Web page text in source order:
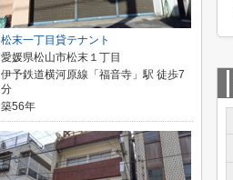
松末一丁目貸テナント
愛媛県松山市松末１丁目
伊予鉄道横河原線「福音寺」駅 徒歩7
分
築56年